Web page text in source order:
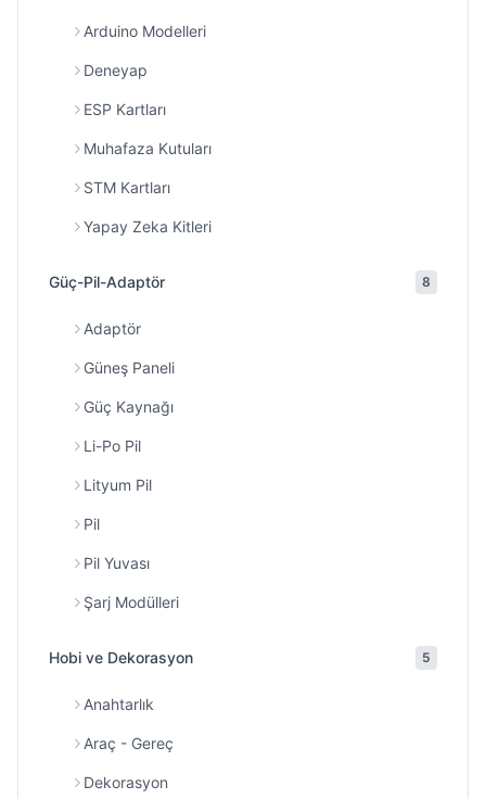
Arduino Modelleri
Deneyap
ESP Kartları
Muhafaza Kutuları
STM Kartları
Yapay Zeka Kitleri
Güç-Pil-Adaptör 8
Adaptör
Güneş Paneli
Güç Kaynağı
Li-Po Pil
Lityum Pil
Pil
Pil Yuvası
Şarj Modülleri
Hobi ve Dekorasyon 5
Anahtarlık
Araç - Gereç
Dekorasyon